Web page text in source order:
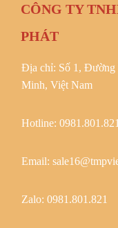
CÔNG TY
PHÁT
Địa chỉ: Số 1, Đường
Minh, Việt Nam
Hotline:
Email:
Zalo: 0981.801.821